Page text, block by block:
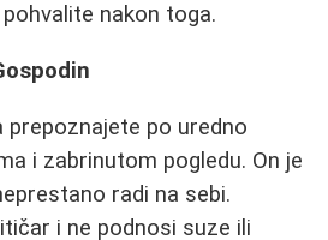
nakon toga.
prepoznajete po uredno
i zabrinutom pogledu. On je
radi na sebi.
i ne podnosi suze ili